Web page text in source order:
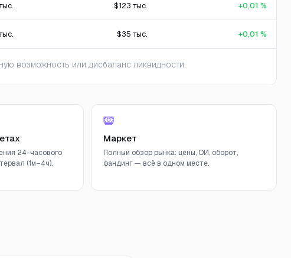
$123 тыс. +0,01 %
$35 тыс. +0,01 %
возможность или дисбаланс ликвидности.
24-часового
(1м–4ч).
Маркет
Полный обзор рынка: цены, ОИ, оборот,
фандинг — всё в одном месте.